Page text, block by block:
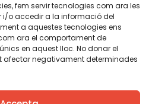
fem servir tecnologies com ara les
o accedir a la informació del
a aquestes tecnologies ens
ara el comportament de
en aquest lloc. No donar el
afectar negativament determinades
IN
cookies
debe compartirse. Por eso